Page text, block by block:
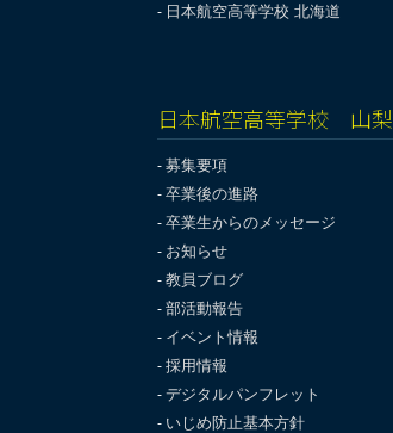
日本航空高等学校 北海道
日本航空高等学校 山梨
募集要項
卒業後の進路
卒業生からのメッセージ
お知らせ
教員ブログ
部活動報告
イベント情報
採用情報
デジタルパンフレット
いじめ防止基本方針